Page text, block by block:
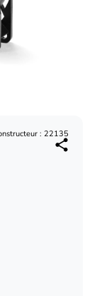
: 22135